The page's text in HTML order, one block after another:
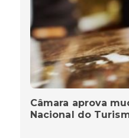
Câmara aprova
Nacional do